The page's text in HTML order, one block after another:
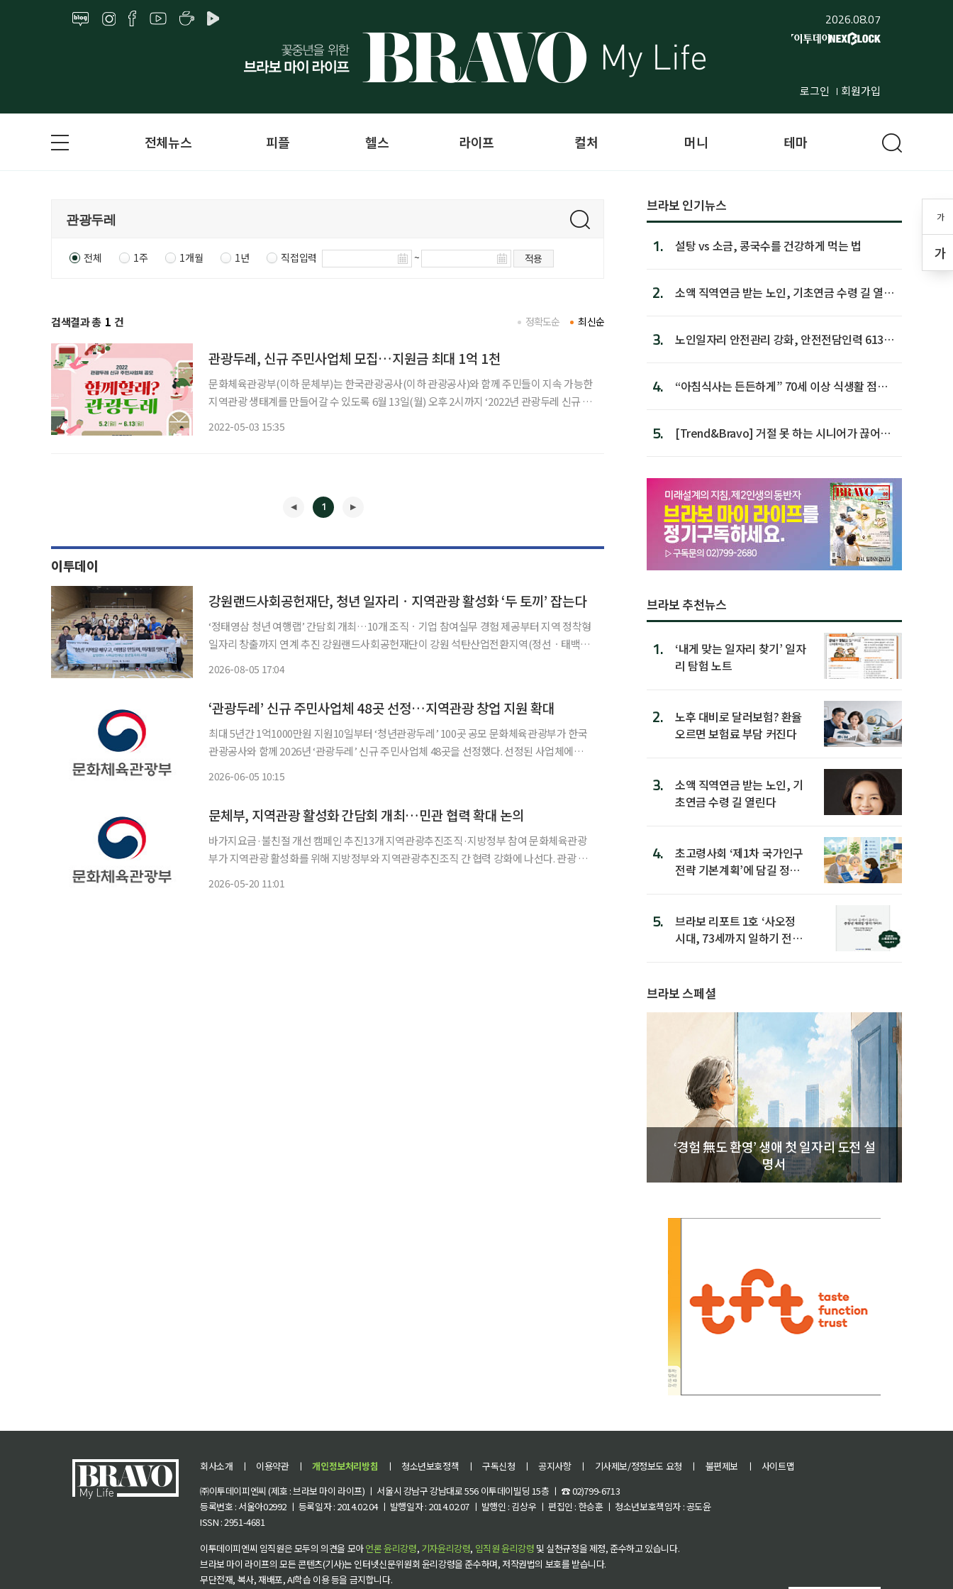
2026.08.07
로그인 회원가입
가
가
전체뉴스 피플 헬스 라이프 컬처 머니 테마
전체 1주 1개월 1년 직접입력 ~ 적용
검색결과 총 1 건 최신순
정확도순
관광두레, 신규 주민사업체 모집…지원금 최대 1억 1천
문화체육관광부(이하 문체부)는 한국관광공사(이하 관광공사)와 함께 주민들이 지속 가능한
지역관광 생태계를 만들어갈 수 있도록 6월 13일(월) 오후 2시까지 ‘2022년 관광두레 신규 주
2022-05-03 15:35
1
이투데이
강원랜드사회공헌재단, 청년 일자리ㆍ지역관광 활성화 ‘두 토끼’ 잡는다
‘정태영삼 청년 여행랩’ 간담회 개최…10개 조직ㆍ기업 참여실무 경험 제공부터 지역 정착형
일자리 창출까지 연계 추진 강원랜드사회공헌재단이 강원 석탄산업전환지역(정선ㆍ태백ㆍ
2026-08-05 17:04
‘관광두레’ 신규 주민사업체 48곳 선정…지역관광 창업 지원 확대
최대 5년간 1억1000만원 지원10일부터 ‘청년관광두레’ 100곳 공모 문화체육관광부가 한국
관광공사와 함께 2026년 ‘관광두레’ 신규 주민사업체 48곳을 선정했다. 선정된 사업체에는
2026-06-05 10:15
문체부, 지역관광 활성화 간담회 개최…민관 협력 확대 논의
바가지요금·불친절 개선 캠페인 추진13개 지역관광추진조직·지방정부 참여 문화체육관광
부가 지역관광 활성화를 위해 지방정부와 지역관광추진조직 간 협력 강화에 나선다. 관광 현
2026-05-20 11:01
브라보 인기뉴스
1. 설탕 vs 소금, 콩국수를 건강하게 먹는 법
2.
소액 직역연금 받는 노인, 기초연금 수령 길 열린
3.
노인일자리 안전관리 강화, 안전전담인력 613명
4.
“아침식사는 든든하게” 70세 이상 식생활 점수
5.
[Trend&Bravo] 거절 못 하는 시니어가 끊어야
브라보 추천뉴스
1.
‘내게 맞는 일자리 찾기’ 일자
리 탐험 노트
2.
노후 대비로 달러보험? 환율
오르면 보험료 부담 커진다
3.
소액 직역연금 받는 노인, 기
초연금 수령 길 열린다
4.
초고령사회 ‘제1차 국가인구
전략 기본계획’에 담길 정책
5.
브라보 리포트 1호 ‘사오정
시대, 73세까지 일하기 전략’
브라보 스페셜
‘경험 無도 환영’ 생애 첫 일자리 도전 설
명서
회사소개 ㅣ 이용약관 ㅣ 개인정보처리방침 ㅣ 청소년보호정책 ㅣ 구독신청 ㅣ 공지사항 ㅣ 기사제보/정정보도 요청 ㅣ 불편제보 ㅣ
사이트맵
㈜이투데이피엔씨 (제호 : 브라보 마이 라이프) ㅣ 서울시 강남구 강남대로 556 이투데이빌딩 15층 ㅣ ☎ 02)799-6713
등록번호 : 서울아02992 ㅣ 등록일자 : 2014.02.04 ㅣ 발행일자 : 2014.02.07 ㅣ 발행인 : 김상우 ㅣ 편집인 : 한승훈 ㅣ 청소년보호책임자 : 공도윤
ISSN : 2951-4681
이투데이피엔씨 임직원은 모두의 의견을 모아언론 윤리강령, 기자윤리강령, 임직원 윤리강령 및 실천규정을 제정, 준수하고 있습니다.
브라보 마이 라이프의 모든 콘텐츠(기사)는 인터넷신문위원회 윤리강령을 준수하며, 저작권법의 보호를 받습니다.
무단전재, 복사, 재배포, AI학습 이용 등을 금지합니다.